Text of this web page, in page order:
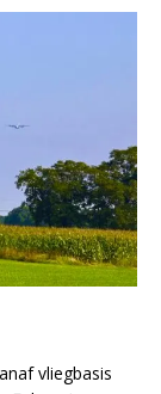
vliegbasis